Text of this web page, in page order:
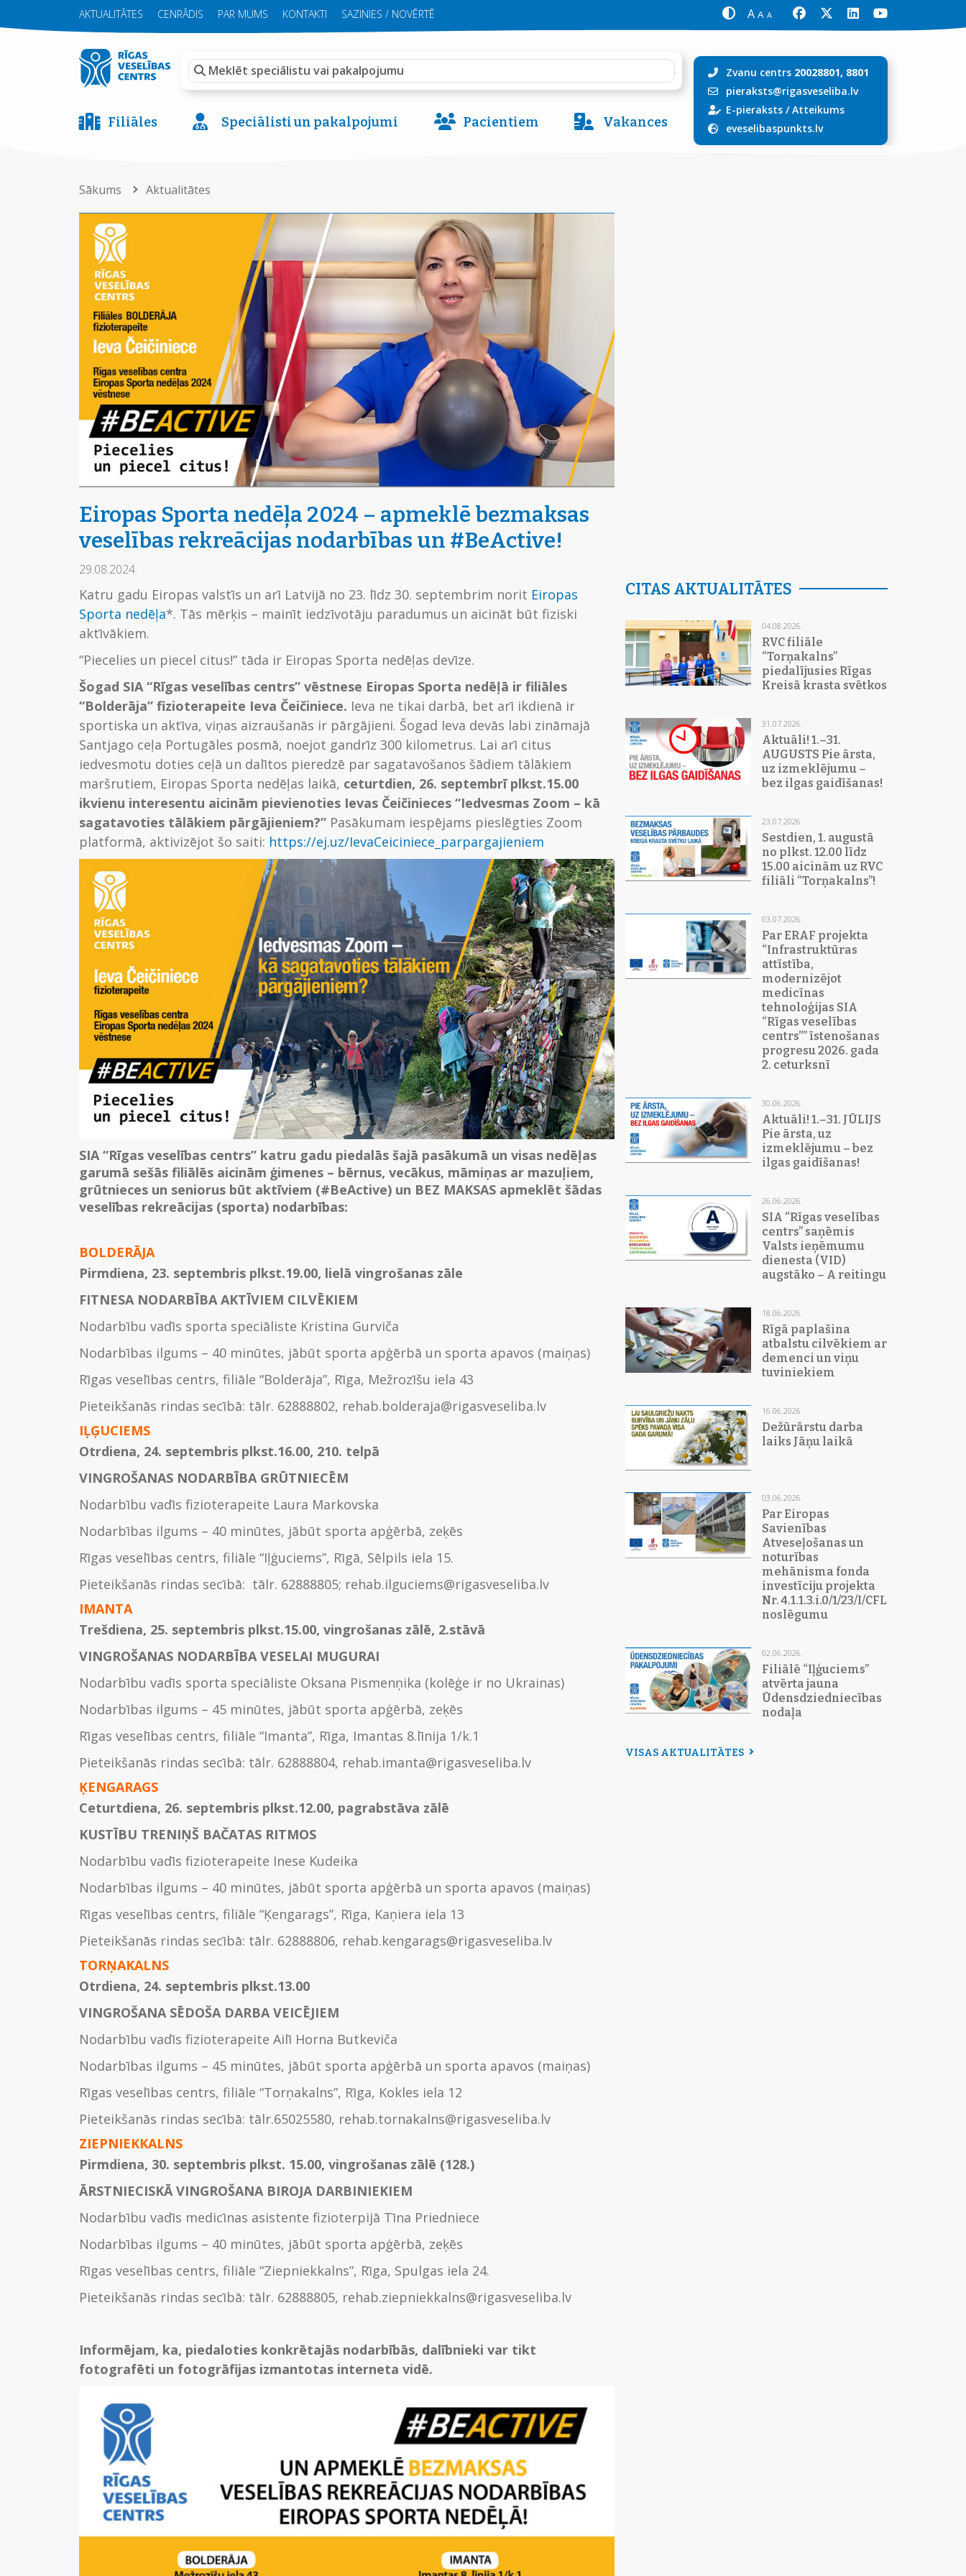
AKTUALITĀTES CENRĀDIS PAR MUMS KONTAKTI SAZINIES / NOVĒRTĒ A A A
Filiāles Speciālisti un pakalpojumi Pacientiem Vakances
Zvanu centrs 20028801, 8801
pieraksts@rigasveseliba.lv
E-pieraksts/Atteikums
eveselibaspunkts.lv
Sākums Aktualitātes
Eiropas Sporta nedēļa 2024 – apmeklē bezmaksas
veselības rekreācijas nodarbības un #BeActive!
29.08.2024.
Katru gadu Eiropas valstīs un arī Latvijā no 23. līdz 30. septembrim norit Eiropas
Sporta nedēļa*. Tās mērķis – mainīt iedzīvotāju paradumus un aicināt būt fiziski
aktīvākiem.
“Piecelies un piecel citus!” tāda ir Eiropas Sporta nedēļas devīze.
Šogad SIA “Rīgas veselības centrs” vēstnese Eiropas Sporta nedēļā ir filiāles
“Bolderāja” fizioterapeite Ieva Čeičiniece. Ieva ne tikai darbā, bet arī ikdienā ir
sportiska un aktīva, viņas aizraušanās ir pārgājieni. Šogad Ieva devās labi zināmajā
Santjago ceļa Portugāles posmā, noejot gandrīz 300 kilometrus. Lai arī citus
iedvesmotu doties ceļā un dalītos pieredzē par sagatavošanos šādiem tālākiem
maršrutiem, Eiropas Sporta nedēļas laikā, ceturtdien, 26. septembrī plkst.15.00
ikvienu interesentu aicinām pievienoties Ievas Čeičinieces “Iedvesmas Zoom – kā
sagatavoties tālākiem pārgājieniem?” Pasākumam iespējams pieslēgties Zoom
platformā, aktivizējot šo saiti: https://ej.uz/IevaCeiciniece_parpargajieniem
SIA “Rīgas veselības centrs” katru gadu piedalās šajā pasākumā un visas nedēļas
garumā sešās filiālēs aicinām ģimenes – bērnus, vecākus, māmiņas ar mazuļiem,
grūtnieces un seniorus būt aktīviem (#BeActive) un BEZ MAKSAS apmeklēt šādas
veselības rekreācijas (sporta) nodarbības:
BOLDERĀJA
Pirmdiena, 23. septembris plkst.19.00, lielā vingrošanas zāle
FITNESA NODARBĪBA AKTĪVIEM CILVĒKIEM
Nodarbību vadīs sporta speciāliste Kristina Gurviča
Nodarbības ilgums – 40 minūtes, jābūt sporta apģērbā un sporta apavos (maiņas)
Rīgas veselības centrs, filiāle “Bolderāja”, Rīga, Mežrozīšu iela 43
Pieteikšanās rindas secībā: tālr. 62888802, rehab.bolderaja@rigasveseliba.lv
IĻĢUCIEMS
Otrdiena, 24. septembris plkst.16.00, 210. telpā
VINGROŠANAS NODARBĪBA GRŪTNIECĒM
Nodarbību vadīs fizioterapeite Laura Markovska
Nodarbības ilgums – 40 minūtes, jābūt sporta apģērbā, zeķēs
Rīgas veselības centrs, filiāle “Iļģuciems”, Rīgā, Sēlpils iela 15.
Pieteikšanās rindas secībā: tālr. 62888805; rehab.ilguciems@rigasveseliba.lv
IMANTA
Trešdiena, 25. septembris plkst.15.00, vingrošanas zālē, 2.stāvā
VINGROŠANAS NODARBĪBA VESELAI MUGURAI
Nodarbību vadīs sporta speciāliste Oksana Pismenņika (kolēģe ir no Ukrainas)
Nodarbības ilgums – 45 minūtes, jābūt sporta apģērbā, zeķēs
Rīgas veselības centrs, filiāle “Imanta”, Rīga, Imantas 8.līnija 1/k.1
Pieteikšanās rindas secībā: tālr. 62888804, rehab.imanta@rigasveseliba.lv
ĶENGARAGS
Ceturtdiena, 26. septembris plkst.12.00, pagrabstāva zālē
KUSTĪBU TRENIŅŠ BAČATAS RITMOS
Nodarbību vadīs fizioterapeite Inese Kudeika
Nodarbības ilgums – 40 minūtes, jābūt sporta apģērbā un sporta apavos (maiņas)
Rīgas veselības centrs, filiāle “Ķengarags”, Rīga, Kaņiera iela 13
Pieteikšanās rindas secībā: tālr. 62888806, rehab.kengarags@rigasveseliba.lv
TORŅAKALNS
Otrdiena, 24. septembris plkst.13.00
VINGROŠANA SĒDOŠA DARBA VEICĒJIEM
Nodarbību vadīs fizioterapeite Ailī Horna Butkeviča
Nodarbības ilgums – 45 minūtes, jābūt sporta apģērbā un sporta apavos (maiņas)
Rīgas veselības centrs, filiāle “Torņakalns”, Rīga, Kokles iela 12
Pieteikšanās rindas secībā: tālr.65025580, rehab.tornakalns@rigasveseliba.lv
ZIEPNIEKKALNS
Pirmdiena, 30. septembris plkst. 15.00, vingrošanas zālē (128.)
ĀRSTNIECISKĀ VINGROŠANA BIROJA DARBINIEKIEM
Nodarbību vadīs medicīnas asistente fizioterpijā Tīna Priedniece
Nodarbības ilgums – 40 minūtes, jābūt sporta apģērbā, zeķēs
Rīgas veselības centrs, filiāle “Ziepniekkalns”, Rīga, Spulgas iela 24.
Pieteikšanās rindas secībā: tālr. 62888805, rehab.ziepniekkalns@rigasveseliba.lv
Informējam, ka, piedaloties konkrētajās nodarbībās, dalībnieki var tikt
fotografēti un fotogrāfijas izmantotas interneta vidē.
CITAS AKTUALITĀTES
04.08.2026.
RVC filiāle
“Torņakalns”
piedalījusies Rīgas
Kreisā krasta svētkos
31.07.2026.
Aktuāli! 1.–31.
AUGUSTS Pie ārsta,
uz izmeklējumu –
bez ilgas gaidīšanas!
23.07.2026.
Sestdien, 1. augustā
no plkst. 12.00 līdz
15.00 aicinām uz RVC
filiāli “Torņakalns”!
03.07.2026.
Par ERAF projekta
“Infrastruktūras
attīstība,
modernizējot
medicīnas
tehnoloģijas SIA
“Rīgas veselības
centrs”” īstenošanas
progresu 2026. gada
2. ceturksnī
30.06.2026.
Aktuāli! 1.–31. JŪLIJS
Pie ārsta, uz
izmeklējumu – bez
ilgas gaidīšanas!
26.06.2026.
SIA “Rīgas veselības
centrs” saņēmis
Valsts ieņēmumu
dienesta (VID)
augstāko – A reitingu
18.06.2026.
Rīgā paplašina
atbalstu cilvēkiem ar
demenci un viņu
tuviniekiem
16.06.2026.
Dežūrārstu darba
laiks Jāņu laikā
03.06.2026.
Par Eiropas
Savienības
Atveseļošanas un
noturības
mehānisma fonda
investīciju projekta
Nr. 4.1.1.3.i.0/1/23/I/CFLA/015
noslēgumu
02.06.2026.
Filiālē “Iļģuciems”
atvērta jauna
Ūdensdziedniecības
nodaļa
VISAS AKTUALITĀTES